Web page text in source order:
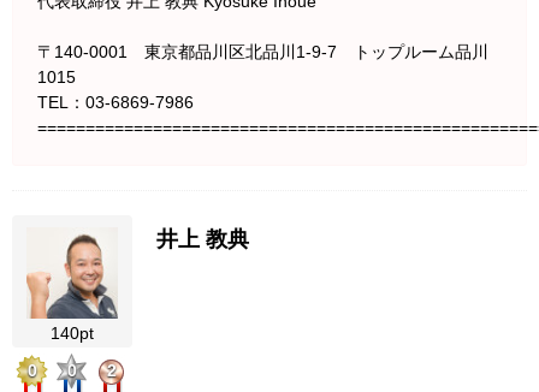
〒140-0001 東京都品川区北品川1-9-7 トップルーム品川
1015
TEL：03-6869-7986
140pt
0
0 2
井上 教典